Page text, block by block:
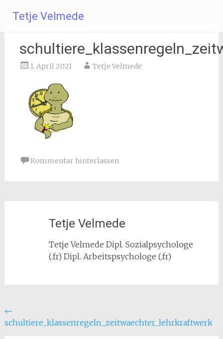
Inhalt
springen
Tetje Velmede
1. April 2021 Tetje Velmede
Kommentar hinterlassen
Tetje Velmede
Tetje Velmede Dipl. Sozialpsychologe
(.fr) Dipl. Arbeitspsychologe (.fr)
Beitragsnavigation
←
schultiere_klassenregeln_zeitwaechter_lehrkraftwerk